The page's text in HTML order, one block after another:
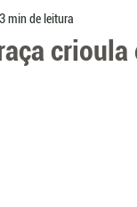
3 min de leitura